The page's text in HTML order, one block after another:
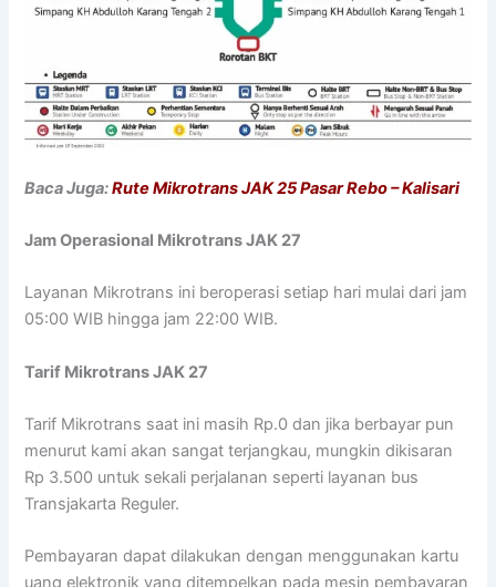
Baca Juga:Rute Mikrotrans JAK 25 Pasar Rebo – Kalisari
Jam Operasional Mikrotrans JAK 27
Layanan Mikrotrans ini beroperasi setiap hari mulai dari jam
05:00 WIB hingga jam 22:00 WIB.
Tarif Mikrotrans JAK 27
Tarif Mikrotrans saat ini masih Rp.0 dan jika berbayar pun
menurut kami akan sangat terjangkau, mungkin dikisaran
Rp 3.500 untuk sekali perjalanan seperti layanan bus
Transjakarta Reguler.
Pembayaran dapat dilakukan dengan menggunakan kartu
uang elektronik yang ditempelkan pada mesin pembayaran